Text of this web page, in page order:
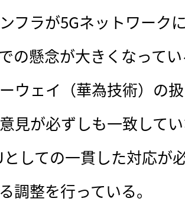
フラが5Gネットワーク
の懸念が大きくなって
ウェイ（華為技術）の
見が必ずしも一致して
としての一貫した対応が
調整を行っている。